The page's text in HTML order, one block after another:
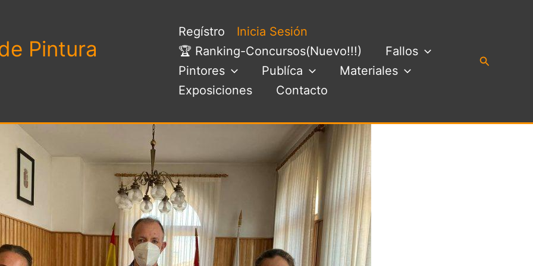
Pintura
Regístro
Inicia Sesión
🏆 Ranking-Concursos(Nuevo!!!)
Fallos
Pintores
Publíca
Materiales
Exposiciones
Contacto
Buscar